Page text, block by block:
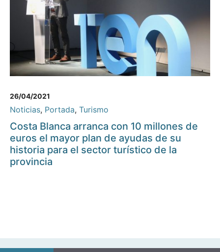
26/04/2021
Noticias, Portada, Turismo
Costa Blanca arranca con 10 millones de
euros el mayor plan de ayudas de su
historia para el sector turístico de la
provincia